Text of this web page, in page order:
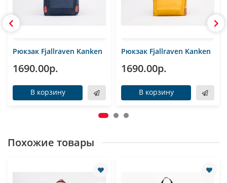
Рюкзак Fjallraven Kanken
1690.00р.
В корзину
Рюкзак Fjallraven Kanken
1690.00р.
В корзину
Похожие товары